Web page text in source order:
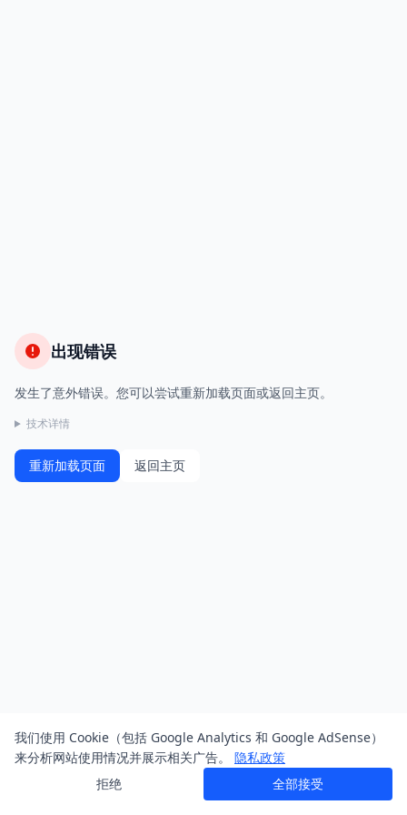
出现错误
发生了意外错误。您可以尝试重新加载页面或返回主页。
技术详情
重新加载页面 返回主页
我们使用 Cookie（包括 Google Analytics 和 Google AdSense）
来分析网站使用情况并展示相关广告。
隐私政策
拒绝
全部接受